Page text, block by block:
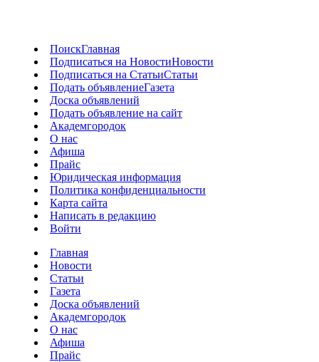
ПоискГлавная
Подписаться на НовостиНовости
Подписаться на СтатьиСтатьи
Подать объявлениеГазета
Доска объявлений
Подать объявление на сайт
Академгородок
О нас
Афиша
Прайс
Юридическая информация
Политика конфиденциальности
Карта сайта
Написать в редакцию
Войти
Главная
Новости
Статьи
Газета
Доска объявлений
Академгородок
О нас
Афиша
Прайс